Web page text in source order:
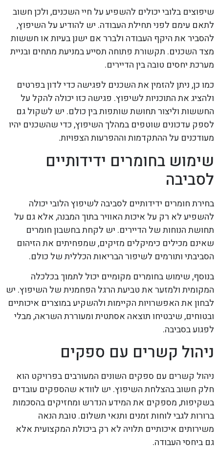
שיפוצים בלובי יכולים להשפיע על חיי השכנים, ולכן חשוב
לתאם עימם לפני תחילת העבודה. יש להודיע על השיפוץ,
להסביר את היקף העבודה ולברר אם ישנן בעיות או חששות
מצד השכנים. תקשורת פתוחה תסייע במניעת מתחים ובניית
מערכת יחסים טובה בין הדיירים.
כמו כן, ניתן להזמין את השכנים לפגישה כדי לדון בפרטים
ולהציג את התוכניות לשיפוץ. פגישה כזו יכולה להקל על
החששות וליצור תחושת שותפות בין כולם. יש לשקול גם
לספק עדכונים שוטפים במהלך השיפוץ, כדי שהשכנים יהיו
מעודכנים על ההתקדמות וההפרעות הצפויות.
שימוש בחומרים ידידותיים
לסביבה
בחירת חומרים ידידותיים לסביבה לשיפוץ הלובי יכולה
להשפיע לא רק על איכות האוויר בתוך המבנה, אלא גם על
תחושת הנוחות של הדיירים. יש לקחת בחשבון חומרים
שאינם מכילים כימיקלים מזיקים, שמפחיתים את הזיהום
הסביבתי ותורמים לשיפור הבריאות הכללית של כולם.
בנוסף, שימוש בחומרים מקומיים יכול לתמוך בכלכלה
המקומית ולמזער את טביעת הרגל הפחמנית של השיפוץ. יש
לבחון את האפשרויות הקיימות ולהשקיע במוצרים איכותיים
ובטוחים, שיבטיחו תוצאה אסתטית ומעוררת השראה, מבלי
לפגוע בסביבה.
ניהול קשרים עם ספקים
ניהול קשרים עם ספקים השונים המעורבים בפרויקט הוא
חלק חשוב בהצלחת השיפוץ. יש לוודא שהספקים עובדים
בשקיפות, מספקים את המידע הנדרש ומחזיקים בהסכמות
ברורות לגבי לוחות זמנים ותנאי תשלום. טובת הנאה
משירותים איכותיים תלויה לא רק ביכולת המקצועית אלא
גם ביחסי העבודה.